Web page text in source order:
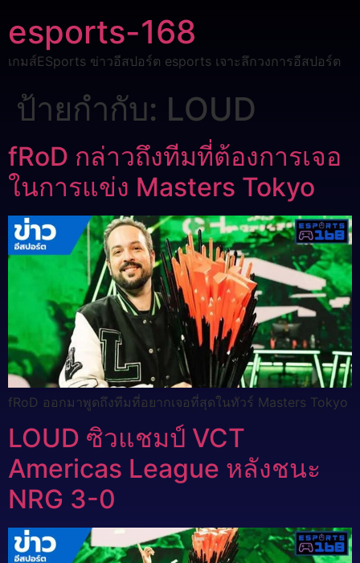
esports-168
เกมส์ESports ข่าวอีสปอร์ต esports เจาะลึกวงการอีสปอร์ต
ป้ายกำกับ: LOUD
fRoD กล่าวถึงทีมที่ต้องการเจอ
ในการแข่ง Masters Tokyo
fRoD ออกมาพูดถึงทีมที่อยากเจอที่สุดในทัวร์ Masters Tokyo
LOUD ซิวแชมป์ VCT
Americas League หลังชนะ
NRG 3-0